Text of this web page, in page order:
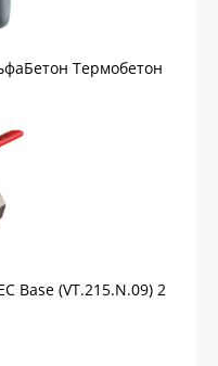
Термобетон
Base (VT.215.N.09) 2